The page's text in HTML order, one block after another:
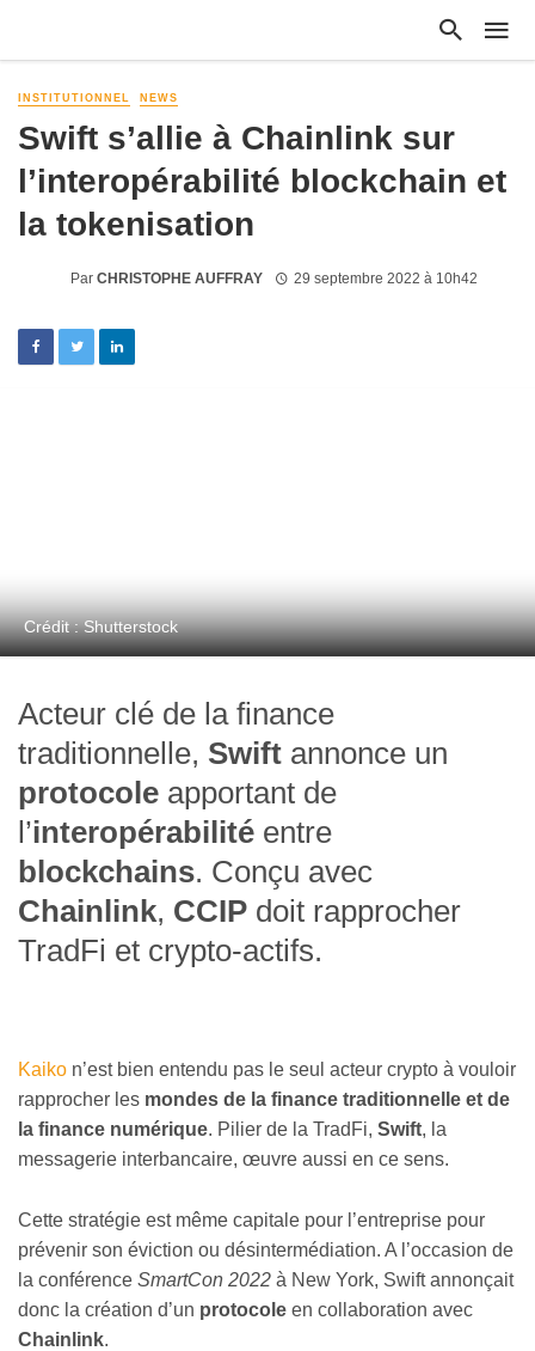
INSTITUTIONNEL NEWS
Swift s’allie à Chainlink sur
l’interopérabilité blockchain et
la tokenisation
Par CHRISTOPHE AUFFRAY 29 septembre 2022 à 10h42
Crédit : Shutterstock
Acteur clé de la finance
traditionnelle, Swift annonce un
protocole apportant de
l’interopérabilité entre
blockchains. Conçu avec
Chainlink, CCIP doit rapprocher
TradFi et crypto-actifs.
Kaiko n’est bien entendu pas le seul acteur crypto à vouloir
rapprocher les mondes de la finance traditionnelle et de
la finance numérique. Pilier de la TradFi, Swift, la
messagerie interbancaire, œuvre aussi en ce sens.
Cette stratégie est même capitale pour l’entreprise pour
prévenir son éviction ou désintermédiation. A l’occasion de
la conférence SmartCon 2022 à New York, Swift annonçait
donc la création d’un protocole en collaboration avec
Chainlink.